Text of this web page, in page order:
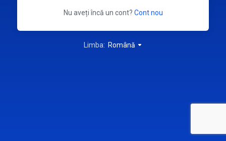
Nu aveți încă un cont? Cont nou
Limba: Română